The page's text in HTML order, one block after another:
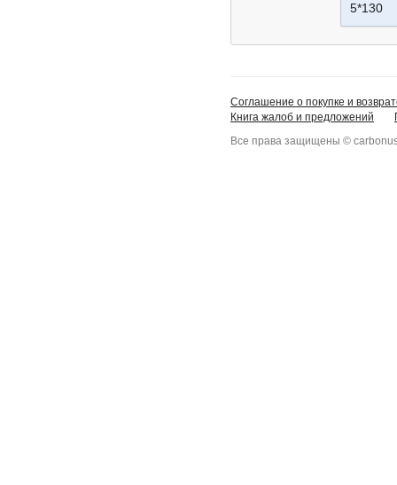
5*130
Соглашение о покупке и
Книга жалоб и предложений
Все права защищены ©